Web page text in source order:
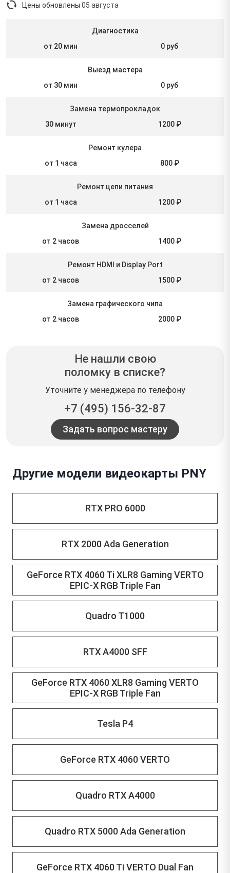
Цены обновлены 05 августа
Диагностика
от 20 мин
0 руб
Выезд мастера
от 30 мин
0 руб
Замена термопрокладок
30 минут
1200 ₽
Ремонт кулера
от 1 часа
800 ₽
Ремонт цепи питания
от 1 часа
1200 ₽
Замена дросселей
от 2 часов
1400 ₽
Ремонт HDMI и Display Port
от 2 часов
1500 ₽
Замена графического чипа
от 2 часов
2000 ₽
Не нашли свою
поломку в списке?
Уточните у менеджера по телефону
+7 (495) 156-32-87
Задать вопрос мастеру
Другие модели видеокарты PNY
RTX PRO 6000
RTX 2000 Ada Generation
GeForce RTX 4060 Ti XLR8 Gaming VERTO
EPIC-X RGB Triple Fan
Quadro T1000
RTX A4000 SFF
GeForce RTX 4060 XLR8 Gaming VERTO
EPIC-X RGB Triple Fan
Tesla P4
GeForce RTX 4060 VERTO
Quadro RTX A4000
Quadro RTX 5000 Ada Generation
GeForce RTX 4060 Ti VERTO Dual Fan